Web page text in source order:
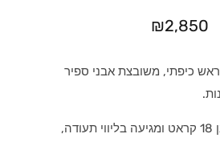
₪2,850
כיפתי, משובצת אבני ספיר
הטבעת עשויה זהב לבן 18 קראט ומגיעה בליווי תעודה,